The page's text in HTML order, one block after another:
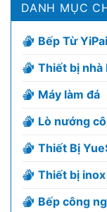
DANH MỤC
Bếp Từ YiPai
Thiết bị nhà
Máy làm đá
Lò nướng
Thiết Bị
Thiết bị inox
Bếp công